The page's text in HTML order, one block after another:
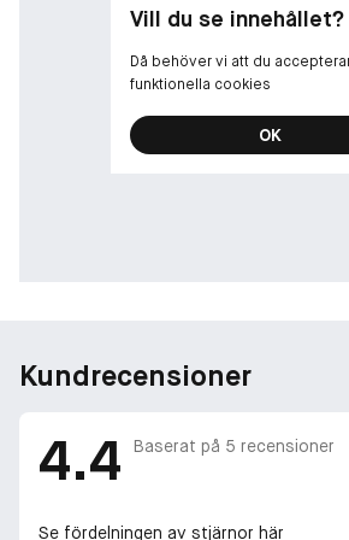
*System av Acidic Bonding Concentrate
** När det används som ett system av
vårdande schampo.
*** När det används som ett system av
Vill du se innehållet?
Då behöver vi att du
funktionella cookies
OK
Kundrecensioner
4.4 Baserat på 5 recensioner
Se fördelningen av stjärnor här